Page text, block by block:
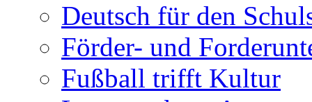
Deutsch für den
Förder- und
Fußball trifft Kultur